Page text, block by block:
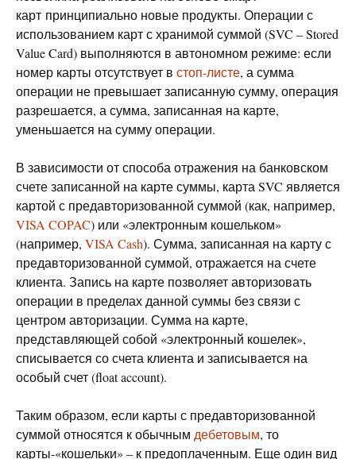
карт принципиально новые продукты. Операции с
использованием карт с хранимой суммой (SVC – Stored
Value Card) выполняются в автономном режиме: если
номер карты отсутствует в стоп-листе, а сумма
операции не превышает записанную сумму, операция
разрешается, а сумма, записанная на карте,
уменьшается на сумму операции.
В зависимости от способа отражения на банковском
счете записанной на карте суммы, карта SVC является
картой с предавторизованной суммой (как, например,
VISA COPAC) или «электронным кошельком»
(например, VISA Cash). Сумма, записанная на карту с
предавторизованной суммой, отражается на счете
клиента. Запись на карте позволяет авторизовать
операции в пределах данной суммы без связи с
центром авторизации. Сумма на карте,
представляющей собой «электронный кошелек»,
списывается со счета клиента и записывается на
особый счет (float account).
Таким образом, если карты с предавторизованной
суммой относятся к обычным дебетовым, то
карты-«кошельки» – к предоплаченным. Еще один вид